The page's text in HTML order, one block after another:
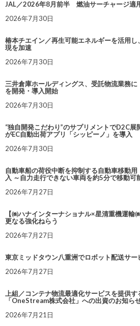
JAL／2026年8月前半 燃油サーチャージ適
2026年7月30日
椿本チエイン／再生可能エネルギーを活用
現を加速
2026年7月30日
三井倉庫ホールディングス、受託物流業務に
を開発・導入開始
2026年7月30日
“独自開発こだわり”のサプリメントでD2C展
がEC自動出荷アプリ「シッピーノ」を導入
2026年7月30日
自動車船の荷役中断を抑制する自動車移動
入 ～自力走行できない車両を約5分で移動可
2026年7月27日
【㈱ハナインターナショナル×星清重機運輸
更なる強化ねらう
2026年7月27日
東京ミッドタウン八重洲でロボット配送サー
2026年7月27日
上組／コンテナ物流最適化サービスを提供
「OneStream株式会社」への出資のお知ら
2026年7月21日